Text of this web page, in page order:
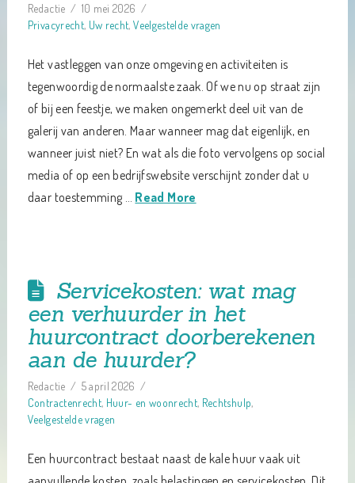
Redactie
10 mei 2026
Privacyrecht, Uw recht,Veelgestelde vragen
Het vastleggen van onze omgeving en activiteiten is
tegenwoordig de normaalste zaak. Of we nu op straat zijn
of bij een feestje, we maken ongemerkt deel uit van de
galerij van anderen. Maar wanneer mag dat eigenlijk, en
wanneer juist niet? En wat als die foto vervolgens op social
media of op een bedrijfswebsite verschijnt zonder dat u
daar toestemming … Read More
Servicekosten: wat mag
een verhuurder in het
huurcontract doorberekenen
aan de huurder?
Redactie
5 april 2026
Contractenrecht, Huur- en woonrecht, Rechtshulp,
Veelgestelde vragen
Een huurcontract bestaat naast de kale huur vaak uit